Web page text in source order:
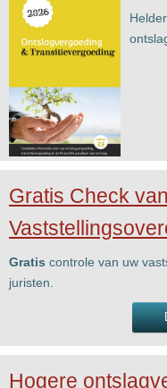
Gratis Check
Gratis controle van uw
juristen.
Hogere